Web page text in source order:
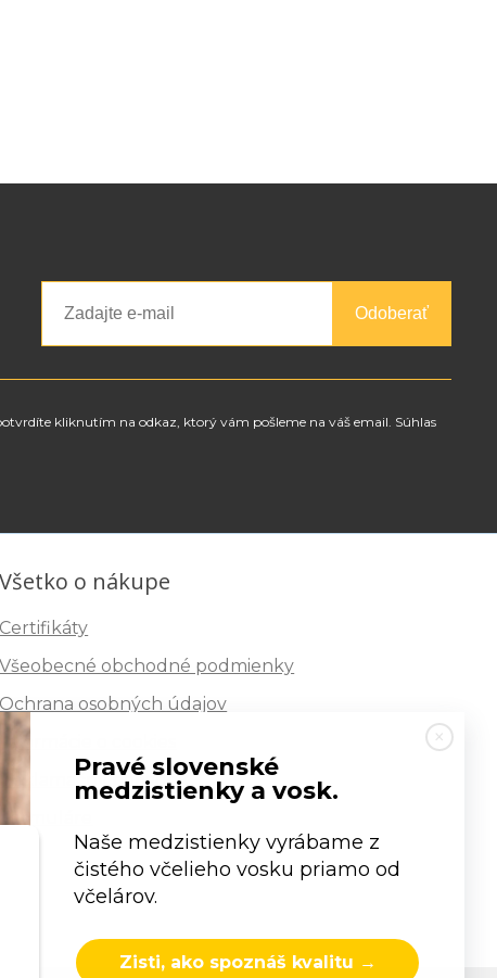
Odoberať
kliknutím na odkaz, ktorý vám pošleme na váš email. Súhlas
Všetko o nákupe
Certifikáty
Všeobecné obchodné podmienky
Ochrana osobných údajov
Informácie o cookies
Reklamačný poriadok
Formuláre
Pravé slovenské
medzistienky a vosk.
Naše medzistienky vyrábame z
čistého včelieho vosku priamo od
včelárov.
Zisti, ako spoznáš kvalitu →